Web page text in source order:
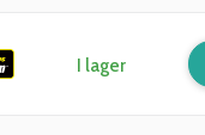
I lager